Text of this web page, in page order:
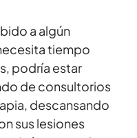
a algún
tiempo
podría estar
de consultorios
descansando
sus lesiones